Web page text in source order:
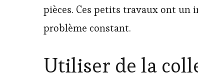
pièces. Ces petits travaux ont
problème constant.
Utiliser de la